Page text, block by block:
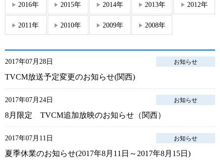
2016年 2015年 2014年 2013年 2012年
2011年 2010年 2009年 2008年
2017年07月28日 お知らせ
TVCM放送予定変更のお知らせ(関西)
2017年07月24日 お知らせ
8月限定 TVCM追加放映のお知らせ（関西）
2017年07月11日 お知らせ
夏季休業のお知らせ(2017年8月11日～2017年8月15日)